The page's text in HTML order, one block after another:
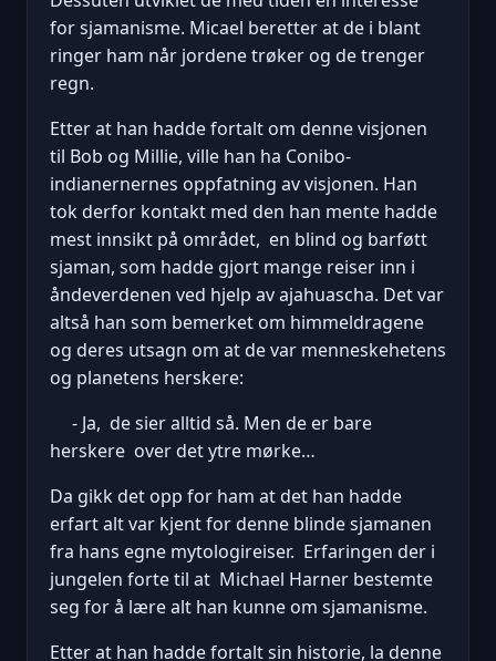
for sjamanisme. Micael beretter at de i blant
ringer ham når jordene trøker og de trenger
regn.
Etter at han hadde fortalt om denne visjonen
til Bob og Millie, ville han ha Conibo-
indianernernes oppfatning av visjonen. Han
tok derfor kontakt med den han mente hadde
mest innsikt på området, en blind og barføtt
sjaman, som hadde gjort mange reiser inn i
åndeverdenen ved hjelp av ajahuascha. Det var
altså han som bemerket om himmeldragene
og deres utsagn om at de var menneskehetens
og planetens herskere:
- Ja, de sier alltid så. Men de er bare
herskere over det ytre mørke…
Da gikk det opp for ham at det han hadde
erfart alt var kjent for denne blinde sjamanen
fra hans egne mytologireiser. Erfaringen der i
jungelen forte til at Michael Harner bestemte
seg for å lære alt han kunne om sjamanisme.
Etter at han hadde fortalt sin historie, la denne